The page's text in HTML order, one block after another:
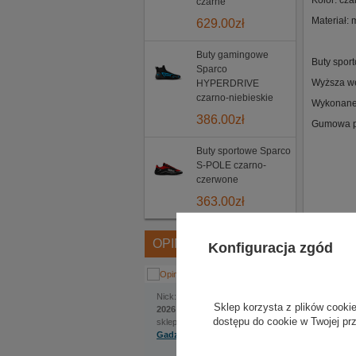
629.00zł
Buty gamingowe
Sparco
HYPERDRIVE
czarno-niebieskie
386.00zł
Buty sportowe Sparco
S-POLE czarno-
czerwone
363.00zł
OPINIE
Nick:
2026 | 22:22
sklep internetowy:
Gadzetyrajdowe.pl
Materiał:
Buty
Wyższa
Gumowa
Konfiguracja zgód
Sklep korzysta z plików
dostępu do cookie w Twojej